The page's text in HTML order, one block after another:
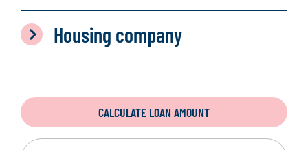
Housing company
CALCULATE LOAN AMOUNT